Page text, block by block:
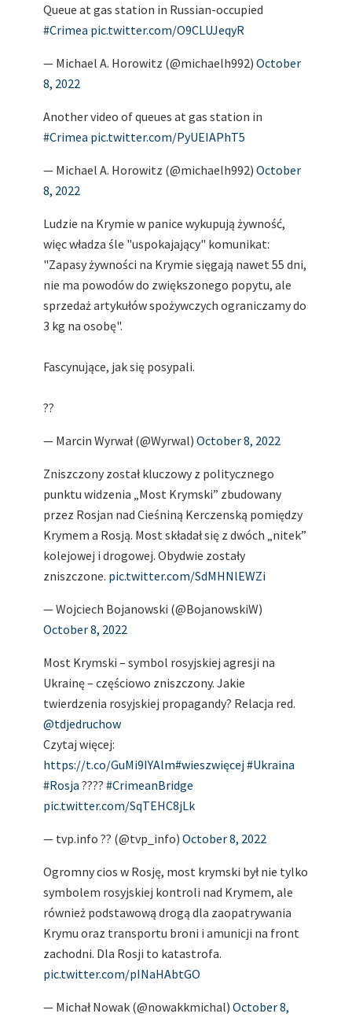
Queue at gas station in Russian-occupied
#Crimea pic.twitter.com/O9CLUJeqyR
— Michael A. Horowitz (@michaelh992) October
8, 2022
Another video of queues at gas station in
#Crimea pic.twitter.com/PyUEIAPhT5
— Michael A. Horowitz (@michaelh992) October
8, 2022
Ludzie na Krymie w panice wykupują żywność,
więc władza śle "uspokajający" komunikat:
"Zapasy żywności na Krymie sięgają nawet 55 dni,
nie ma powodów do zwiększonego popytu, ale
sprzedaż artykułów spożywczych ograniczamy do
3 kg na osobę".
Fascynujące, jak się posypali.
??
— Marcin Wyrwał (@Wyrwal) October 8, 2022
Zniszczony został kluczowy z politycznego
punktu widzenia „Most Krymski” zbudowany
przez Rosjan nad Cieśniną Kerczenską pomiędzy
Krymem a Rosją. Most składał się z dwóch „nitek”
kolejowej i drogowej. Obydwie zostały
zniszczone. pic.twitter.com/SdMHNlEWZi
— Wojciech Bojanowski (@BojanowskiW)
October 8, 2022
Most Krymski – symbol rosyjskiej agresji na
Ukrainę – częściowo zniszczony. Jakie
twierdzenia rosyjskiej propagandy? Relacja red.
@tdjedruchow
Czytaj więcej:
https://t.co/GuMi9IYAlm#wieszwięcej#Ukraina
#Rosja ???? #CrimeanBridge
pic.twitter.com/SqTEHC8jLk
— tvp.info ?? (@tvp_info) October 8, 2022
Ogromny cios w Rosję, most krymski był nie tylko
symbolem rosyjskiej kontroli nad Krymem, ale
również podstawową drogą dla zaopatrywania
Krymu oraz transportu broni i amunicji na front
zachodni. Dla Rosji to katastrofa.
pic.twitter.com/pINaHAbtGO
— Michał Nowak (@nowakkmichal) October 8,